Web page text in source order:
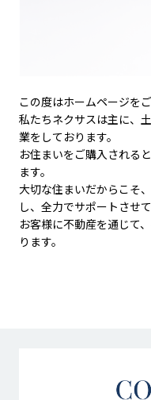
この度はホームページを
私たちネクサスは主に、
業をしております。
お住まいをご購入される
ます。
大切な住まいだからこそ
し、全力でサポートさせ
お客様に不動産を通じて
ります。